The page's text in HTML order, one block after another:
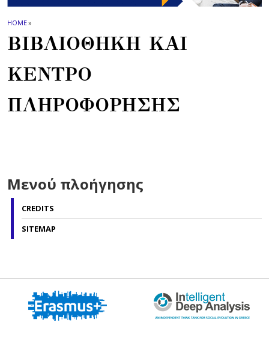
HOME»
ΒΙΒΛΙΟΘΗΚΗ ΚΑΙ
ΚΕΝΤΡΟ
ΠΛΗΡΟΦΟΡΗΣΗΣ
Μενού πλοήγησης
CREDITS
SITEMAP